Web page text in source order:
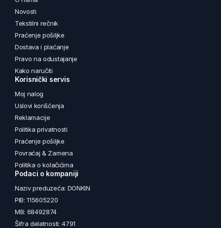
Novosti
Tekstilni rečnik
Praćenje pošiljke
Dostava i plaćanje
Pravo na odustajanje
Kako naručiti
Korisnički servis
Moj nalog
Uslovi korišćenja
Reklamacije
Politika privatnosti
Praćenje pošiljke
Povraćaj & Zamena
Politika o kolačićima
Podaci o kompaniji
Naziv preduzeća: DONKIN
PIB: 115605220
MB: 68492874
Šifra delatnosti: 4791